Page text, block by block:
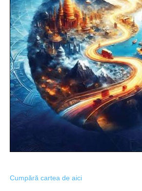
Cumpără cartea de aici